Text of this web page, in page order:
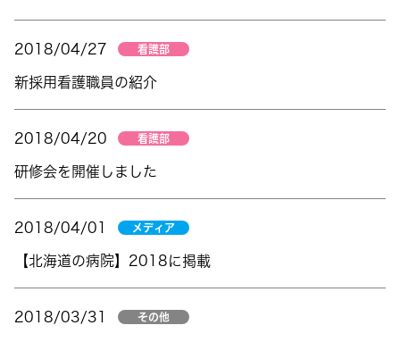
2018/04/27 看護部
新採用看護職員の紹介
2018/04/20 看護部
研修会を開催しました
2018/04/01 メディア
【北海道の病院】2018に掲載
2018/03/31 その他